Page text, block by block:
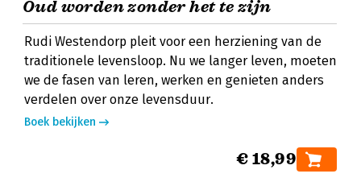
Oud worden zonder het te zijn
Rudi Westendorp pleit voor een herziening van de
traditionele levensloop. Nu we langer leven, moeten
we de fasen van leren, werken en genieten anders
verdelen over onze levensduur.
Boek bekijken
€ 18,99